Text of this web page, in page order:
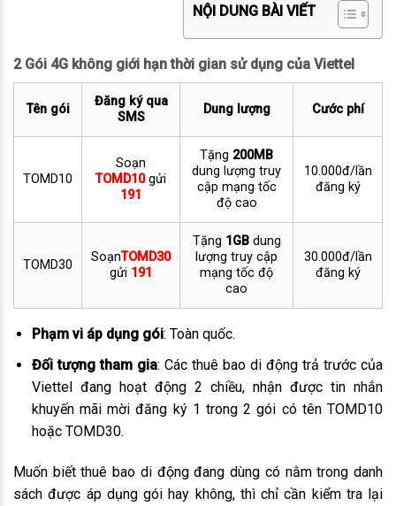
NỘI DUNG BÀI VIẾT
2 Gói 4G không giới hạn thời gian sử dụng của Viettel
Tên gói
Đăng ký qua
SMS
Dung lượng Cước phí
TOMD10
Soạn
TOMD10gửi
191
Tặng 200MB
dung lượng truy
cập mạng tốc
độ cao
10.000đ/lần
đăng ký
TOMD30
SoạnTOMD30
gửi 191
Tặng 1GBdung
lượng truy cập
mạng tốc độ
cao
30.000đ/lần
đăng ký
Phạm vi áp dụng gói: Toàn quốc.
Đối tượng tham gia: Các thuê bao di động trả trước của
Viettel đang hoạt động 2 chiều, nhận được tin nhắn
khuyến mãi mời đăng ký 1 trong 2 gói có tên TOMD10
hoặc TOMD30.
Muốn biết thuê bao di động đang dùng có nằm trong danh
sách được áp dụng gói hay không, thì chỉ cần kiểm tra lại